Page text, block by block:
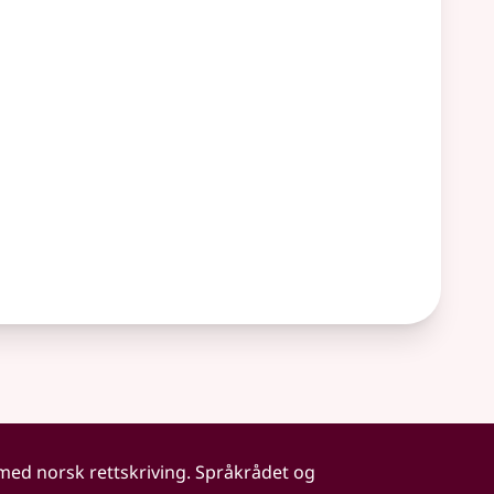
norsk rettskriving. Språkrådet og